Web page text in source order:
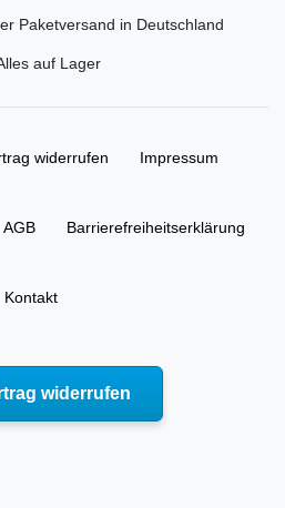
Paketversand in Deutschland
auf Lager
widerrufen Impressum
AGB Barrierefreiheitserklärung
Kontakt
widerrufen